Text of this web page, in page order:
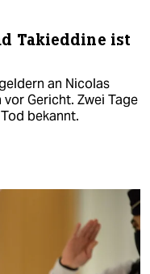
Takieddine ist
an Nicolas
Gericht. Zwei Tage
bekannt.